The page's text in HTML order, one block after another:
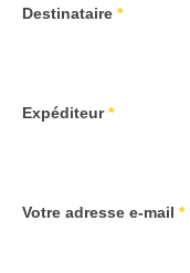
Destinataire *
Expéditeur*
Votre adresse e-mail *